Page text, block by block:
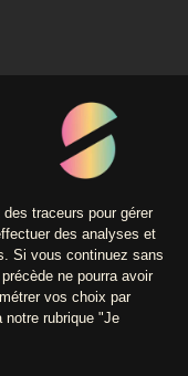
vente
or registration on any
User Agreement and